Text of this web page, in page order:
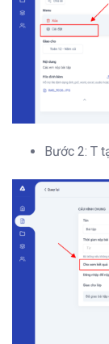
Bước 2: T